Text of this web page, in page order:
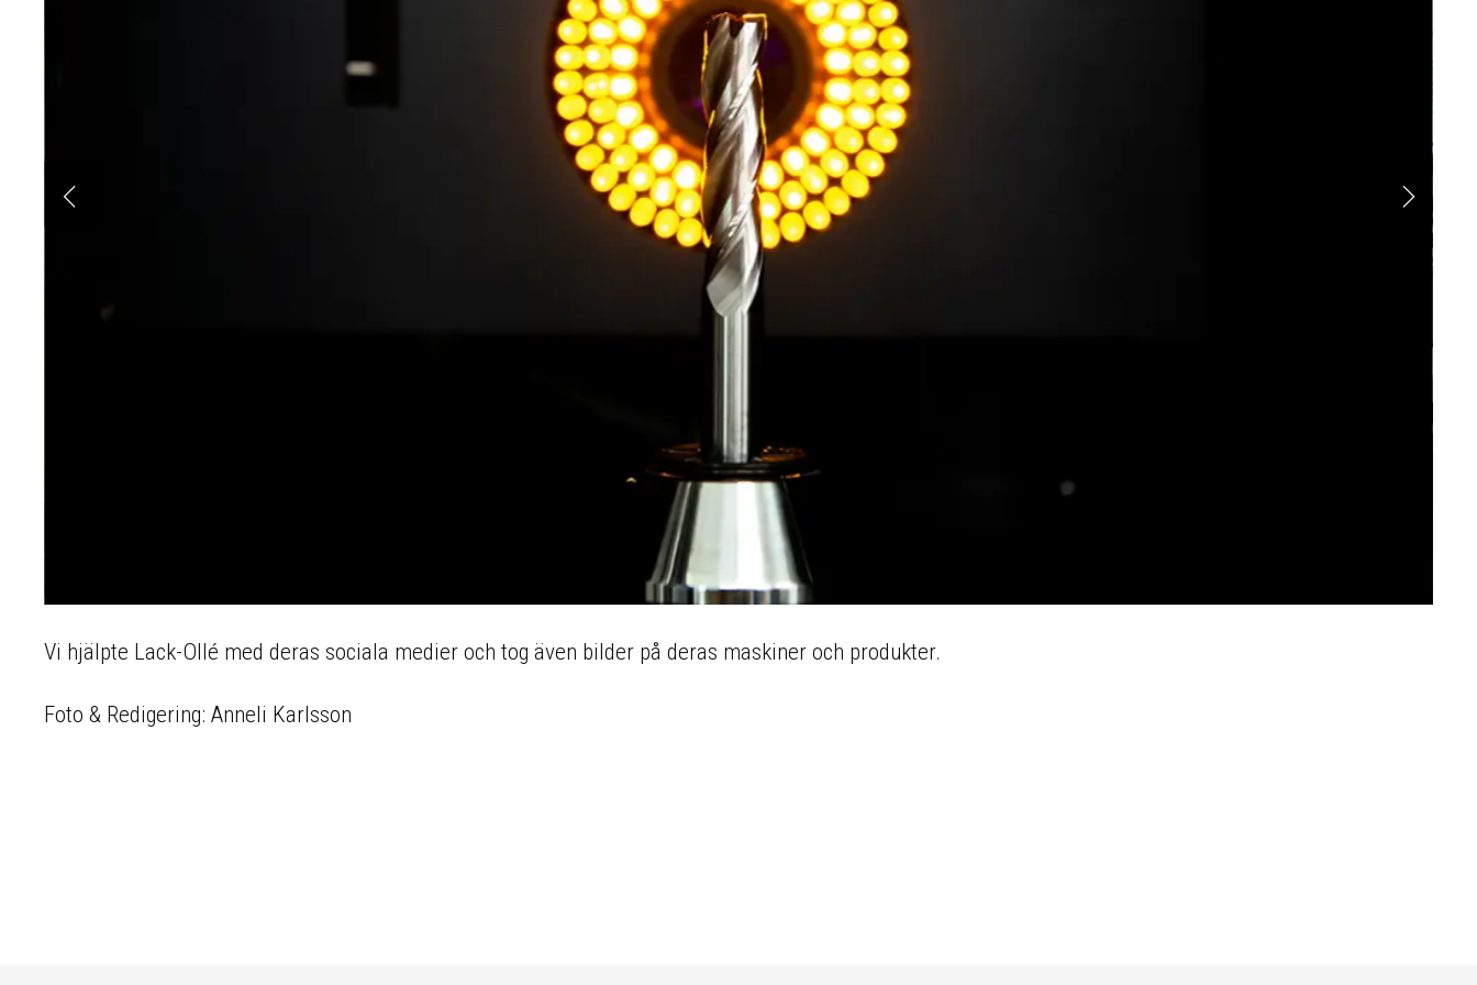
Vi hjälpte Lack-Ollé med deras sociala medier och tog även bilder på deras maskiner och produkter.
Foto & Redigering: Anneli Karlsson